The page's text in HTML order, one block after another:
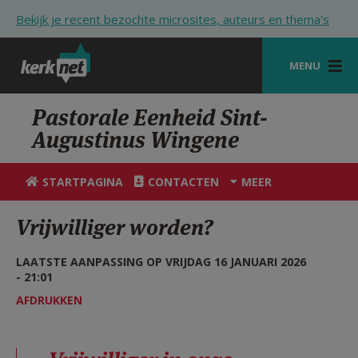
Bekijk je recent bezochte microsites, auteurs en thema's
MENU
STARTPAGINA
KERK
VIERINGEN
ZOEKEN
HULP
STARTPAGINA PORTAAL
Pastorale Eenheid Sint-
Augustinus Wingene
STARTPAGINA CONTACTEN MEER
Vrijwilliger worden?
LAATSTE AANPASSING OP VRIJDAG 16 JANUARI 2026
- 21:01
AFDRUKKEN